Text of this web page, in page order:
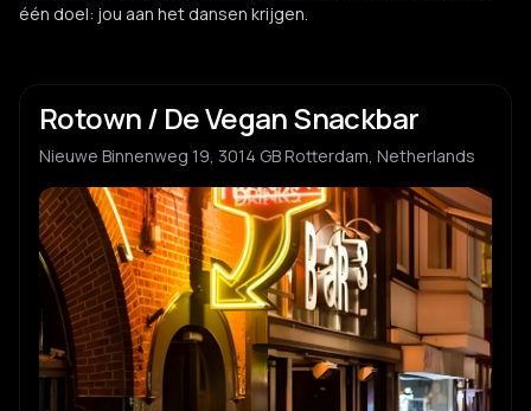
één doel: jou aan het dansen krijgen.
Rotown / De Vegan Snackbar
Nieuwe Binnenweg 19, 3014 GB Rotterdam, Netherlands